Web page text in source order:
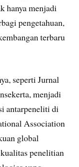
hanya menjadi
pengetahuan,
terbaru
seperti Jurnal
menjadi
antarpeneliti di
Association
global
penelitian